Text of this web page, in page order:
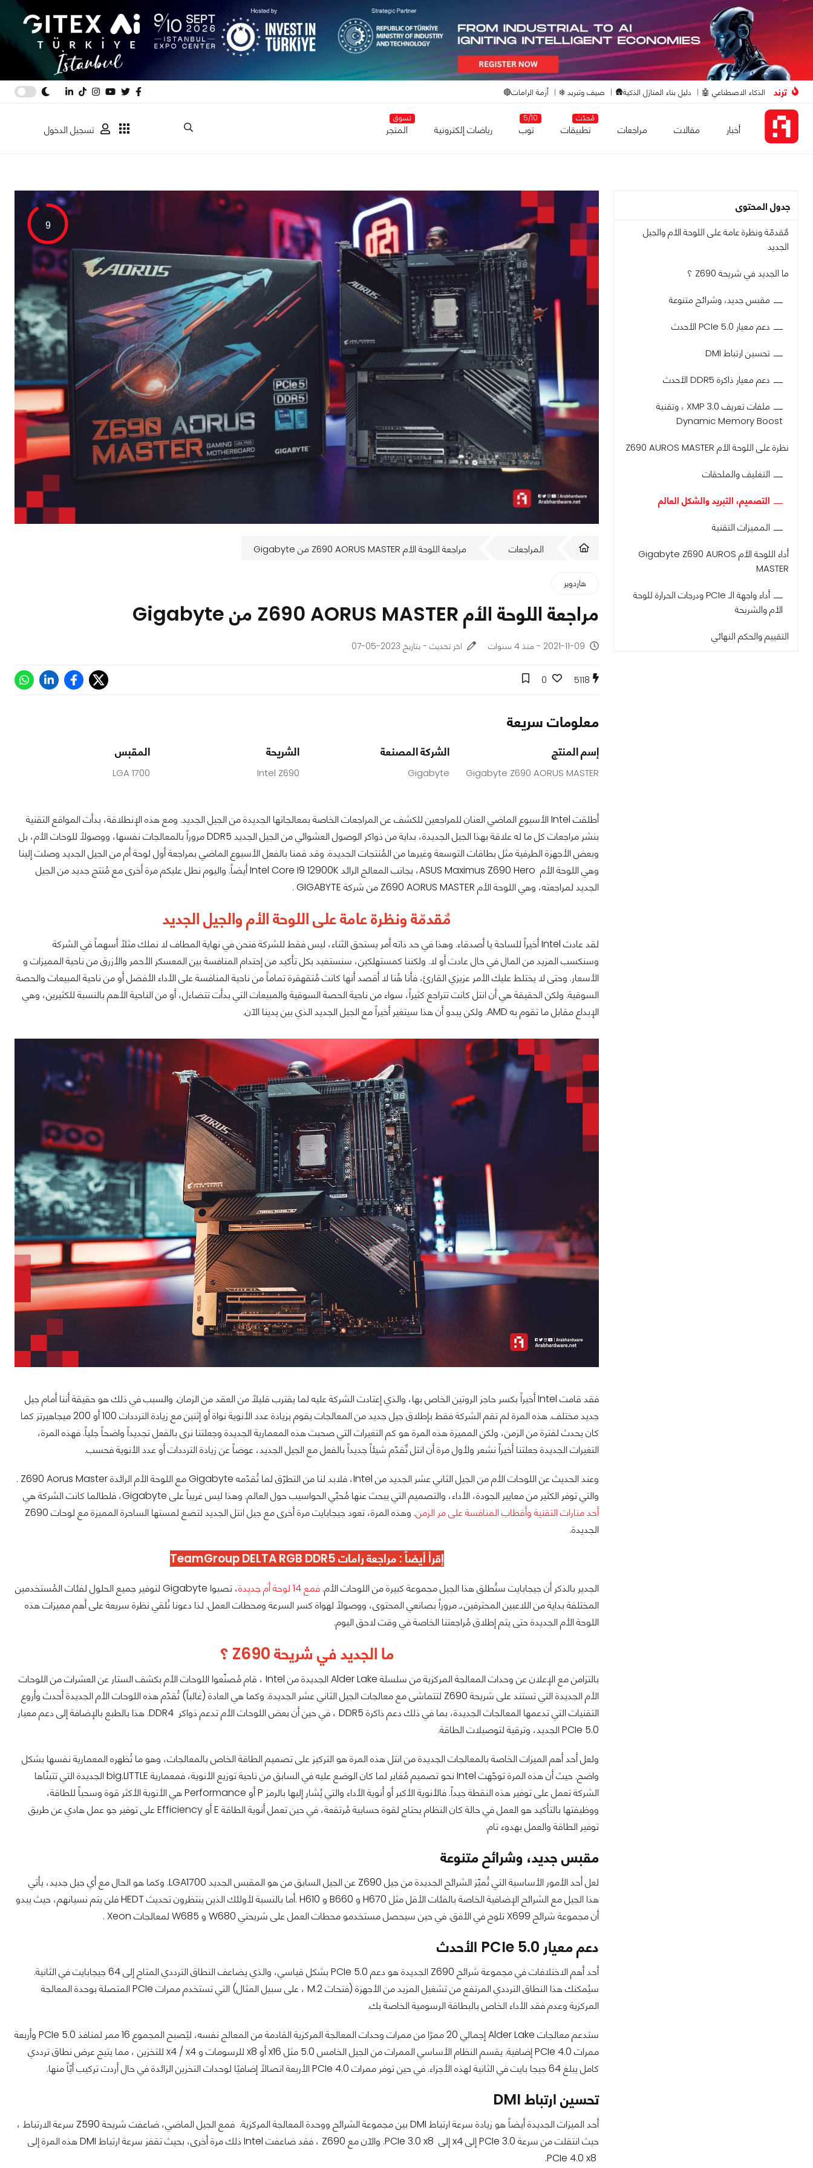
ترند الذكاء الاصطناعي 🤖 دليل بناء المنازل الذكية🛖 صيف وتبريد ❄️ أزمة الرامات🔴
أخبار مقالات مراجعات
مُحدّث
تطبيقات
5/10
توب رياضات إلكترونية
تسوق
المتجر تسجيل الدخول
جدول المحتوى
مٌقدمّة ونظرة عامة على اللوحة الأم والجيل
الجديد
ما الجديد في شريحة Z690 ؟
مقبس جديد، وشرائح متنوعة
دعم معيار PCIe 5.0 الأحدث
تحسين ارتباط DMI
دعم معيار ذاكرة DDR5 الأحدث
ملفات تعريف XMP 3.0 ، وتقنية
Dynamic Memory Boost
نظرة على اللوحة الأم Z690 AUROS MASTER
التغليف والملحقات
التصميم، التبريد والشكل العالم
المميزات التقنية
أداء اللوحة الأم Gigabyte Z690 AUROS
MASTER
أداء واجهة الـ PCIe ودرجات الحرارة للوحة
الأم والشريحة
التقييم والحكم النهائي
9
المراجعات مراجعة اللوحة الأم Z690 AORUS MASTER من Gigabyte
هاردوير
مراجعة اللوحة الأم Z690 AORUS MASTER من Gigabyte
2021-11-09 - منذ 4 سنوات اخر تحديث - بتاريخ 2023-05-07
5118
0
معلومات سريعة
إسم المنتج
Gigabyte Z690 AORUS MASTER
الشركة المصنعة
Gigabyte
الشريحة
Intel Z690
المقبس
LGA 1700
أطلقت Intel الأسبوع الماضي العنان للمراجعين للكشف عن المراجعات الخاصة بمعالجاتها الجديدة من الجيل الجديد. ومع هذه الإنطلاقة، بدأت المواقع التقنية
بنشر مراجعات كل ما له علاقة بهذا الجيل الجديدة، بداية من ذواكر الوصول العشوائي من الجيل الجديد DDR5 مروراً بالمعالجات نفسها، ووصولاً للوحات الأم، بل
وبعض الأجهزة الطرفية مثل بطاقات التوسعة وغيرها من المُنتجات الجديدة. وقد قمنا بالفعل الأسبوع الماضي بمراجعة أول لوحة أم من الجيل الجديد وصلت إلينا
وهي اللوحة الأم ASUS Maximus Z690 Hero، بجانب المعالج الرائد Intel Core I9 12900K أيضاً. واليوم نطل عليكم مرة أخرى مع مُنتج جديد من الجيل
الجديد لمراجعته، وهي اللوحة الأم Z690 AORUS MASTER من شركة GIGABYTE .
مٌقدمّة ونظرة عامة على اللوحة الأم والجيل الجديد
لقد عادت Intel أخيراً للساحة يا أصدقاء. وهذا في حد ذاته أمر يستحق الثناء، ليس فقط للشركة فنحن في نهاية المطاف لا نملك مثلاً أسهماً في الشركة
وسنكسب المزيد من المال في حال عادت أو لا. ولكننا كمستهلكين، سنستفيد بكل تأكيد من إحتدام المنافسة بين المعسكر الأحمر والأزرق من ناحية المميزات و
الأسعار. وحتى لا يختلط عليك الأمر عزيزي القارئ، فأنا هُنا لا أقصد أنها كانت مُتقهقرة تماماً من ناحية المنافسة على الأداء الأفضل أو من ناحية المبيعات والحصة
السوقية. ولكن الحقيقة هي أن انتل كانت تتراجع كثيراً، سواء من ناحية الحصة السوقية والمبيعات التي بدأت تتضاءل، أو من الناحية الأهم بالنسبة للكثيرين، وهي
الإبداع مقابل ما تقوم به AMD. ولكن يبدو أن هذا سيتغير أخيراً مع الجيل الجديد الذي بين يدينا الآن.
فقد قامت Intel أخيراً بكسر حاجز الروتين الخاص بها، والذي إعتادت الشركة عليه لما يقترب قليلاً من العقد من الزمان. والسبب في ذلك هو حقيقة أننا أمام جيل
جديد مختلف. هذه المرة لم تقم الشركة فقط بإطلاق جيل جديد من المعالجات يقوم بزيادة عدد الأنوية نواة أو إثنين مع زيادة الترددات 100 أو 200 ميجاهيرتز كما
كان يحدث لفترة من الزمن، ولكن المميزة هذه المرة هو كم التغيرات التي صحبت هذه المعمارية الجديدة وجعلتنا نرى بالفعل تجديداً واضحاً جلياً. فهذه المرة،
التغيرات الجديدة جعلتنا أخيراً نشعر ولأول مرة أن انتل تٌقدّم شيئاً جديداً بالفعل مع الجيل الجديد، عوضاً عن زيادة الترددات أو عدد الأنوية فحسب.
وعند الحديث عن اللوحات الأم من الجيل الثاني عشر الجديد من Intel، فلابد لنا من التطرّق لما تُقدّمه Gigabyte مع اللوحة الأم الرائدة Z690 Aorus Master .
والتي توفر الكثير من معايير الجودة، الأداء، والتصميم التي يبحث عنها مُحبّي الحواسيب حول العالم. وهذا ليس غريباً على Gigabyte، فلطالما كانت الشركة هي
أحد منارات التقنية وأقطاب المنافسة على مر الزمن
. وهذه المرة، تعود جيجابايت مرة أخرى مع جيل انتل الجديد لتضع لمستها الساحرة المميزة مع لوحات Z690
الجديدة.
إقرأ أيضاً : مراجعة رامات TeamGroup DELTA RGB DDR5
الجدير بالذكر أن جيجابايت ستُطلق هذا الجيل مجموعة كبيرة من اللوحات الأم. فمع 14 لوحة أم جديدة
، تصبوا Gigabyte لتوفير جميع الحلول لفئات المُستخدمين
المختلفة بداية من اللاعبين المحترفين،ـ مروراً بصانعي المحتوى، ووصولاً لهواة كسر السرعة ومحطات العمل. لذا دعونا نُلقي نظرة سريعة على أهم مميزات هذه
اللوحة الأم الجديدة حتى يتم إطلاق مُراجعتنا الخاصة في وقت لاحق اليوم.
ما الجديد في شريحة Z690 ؟
بالتزامن مع الإعلان عن وحدات المعالجة المركزية من سلسلة Alder Lake الجديدة من Intel ، قام مُصنّعوا اللوحات الأم بكشف الستار عن العشرات من اللوحات
الأم الجديدة التي تستند على شريحة Z690 لتتماشى مع معالجات الجيل الثاني عشر الجديدة. وكما هي العادة (غالباً) تُقدّم هذه اللوحات الأم الجديدة أحدث وأروع
التقنيات التي تدعمها المعالجات الجديدة، بما في ذلك دعم ذاكرة DDR5 ، في حين أن بعض اللوحات الأم تدعم ذواكر DDR4. هذا بالطبع بالإضافة إلى دعم معيار
PCIe 5.0 الجديد، وترقية لتوصيلات الطاقة.
ولعل أحد أهم الميزات الخاصة بالمعالجات الجديدة من انتل هذه المرة هو التركيز على تصميم الطاقة الخاص بالمعالجات، وهو ما تُظهره المعمارية نفسها بشكل
واضح. حيث أن هذه المرة توجّهت Intel نحو تصميم مُغاير لما كان الوضع عليه في السابق من ناحية توزيع الأنوية، فمعمارية big.LITTLE الجديدة التي تتبنّاها
الشركة تعمل على توفير هذه النقطة جيداً. فالأنوية الأكبر أو أنوية الأداء والتي يُشار إليها بالرمز P أو Performance هي الأنوية الأكثر قوة وسحباً للطاقة،
ووظيفتها بالتأكيد هو العمل في حالة كان النظام يحتاج لقوة حسابية مُرتفعة، في حين تعمل أنوية الطاقة E أو Efficiency على توفير جو عمل هادي عن طريق
توفير الطاقة والعمل بهدوء تام.
مقبس جديد، وشرائح متنوعة
لعل أحد الأمور الأساسية التي تُميّز الشرائح الجديدة من جيل Z690 عن الجيل السابق من هو المقبس الجديد LGA1700. وكما هو الحال مع أي جيل جديد، يأتي
هذا الجيل مع الشرائح الإضافية الخاصة بالفئات الأقل مثل H670 و B660 و H610 .أما بالنسبة لأولئك الذين ينتظرون تحديث HEDT فلن يتم نسيانهم، حيث يبدو
أن مجموعة شرائح X699 تلوح في الأفق. في حين سيحصل مستخدمو محطات العمل على شريحتي W680 و W685 لمعالجات Xeon .
دعم معيار PCIe 5.0 الأحدث
أحد أهم الاختلافات في مجموعة شرائح Z690 الجديدة هو دعم PCIe 5.0 بشكل قياسي، والذي يضاعف النطاق الترددي المتاح إلى 64 جيجابايت في الثانية.
سيُمكنك هذا النطاق الترددي المرتفع من تشغيل المزيد من الأجهزة (فتحات M.2 ، على سبيل المثال) التي تستخدم ممرات PCIe المتصلة بوحدة المعالجة
المركزية وعدم فقد الأداء الخاص بالبطاقة الرسومية الخاصة بك.
ستدعم معالجات Alder Lake إجمالي 20 ممرًا من ممرات وحدات المعالجة المركزية القادمة من المعالج نفسه، ليًصبح المجموع 16 ممر لمنافذ PCIe 5.0 وأربعة
ممرات PCIe 4.0 إضافية. يقسم النظام الأساسي الممرات من الجيل الخامس 5.0 مثل x16 أو x8 للرسومات و x4 / x4 للتخزين ، مما يتيح عرض نطاق ترددي
كامل يبلغ 64 جيجا بايت في الثانية لهذه الأجزاء. في حين توفر ممرات PCIe 4.0 الأربعة اتصالاً إضافيًا لوحدات التخزين الزائدة في حال أردت تركيب أيّاً منها.
تحسين ارتباط DMI
أحد الميزات الجديدة أيضاً هو زيادة سرعة ارتباط DMI بين مجموعة الشرائح ووحدة المعالجة المركزية. فمع الجيل الماضي، ضاعفت شريحة Z590 سرعة الارتباط ،
حيث انتقلت من سرعة PCIe 3.0 إلى x4 إلى PCIe 3.0 x8. والآن مع Z690 ، فقد ضاعفت Intel ذلك مرة أخرى، بحيث تقفز سرعة ارتباط DMI هذه المرة إلى